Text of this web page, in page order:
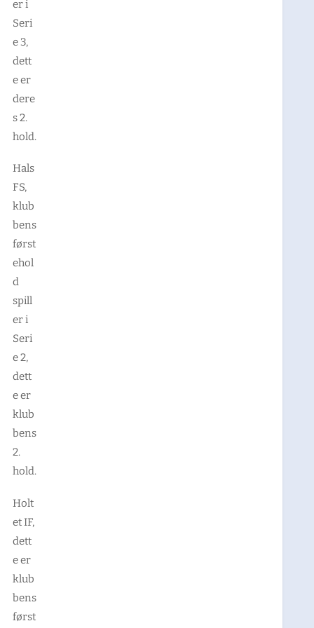
er i
Seri
e 3,
dett
e er
dere
s 2.
hold.
Hals
FS,
klub
bens
først
ehol
d
spill
er i
Seri
e 2,
dett
e er
klub
bens
2.
hold.
Holt
et IF,
dett
e er
klub
bens
først